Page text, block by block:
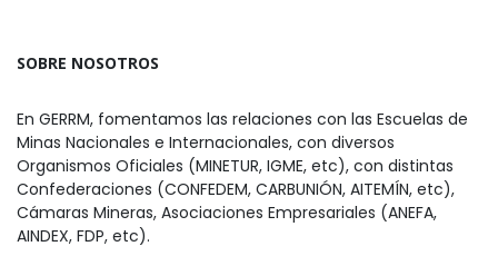
SOBRE NOSOTROS
En GERRM, fomentamos las relaciones con las Escuelas de
Minas Nacionales e Internacionales, con diversos
Organismos Oficiales (MINETUR, IGME, etc), con distintas
Confederaciones (CONFEDEM, CARBUNIÓN, AITEMÍN, etc),
Cámaras Mineras, Asociaciones Empresariales (ANEFA,
AINDEX, FDP, etc).